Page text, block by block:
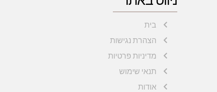
בית
הצהרת נגישות
מדיניות פרטיות
תנאי שימוש
אודות